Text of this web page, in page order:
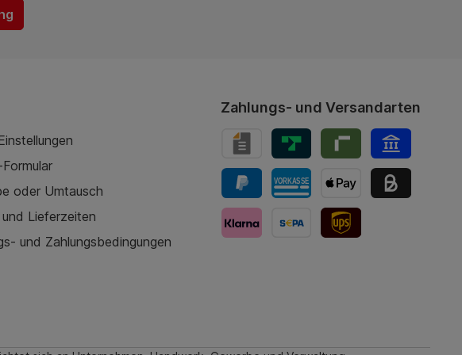
oder Umtausch
Lieferzeiten
und Zahlungsbedingungen
Zahlungs- und Versandarten